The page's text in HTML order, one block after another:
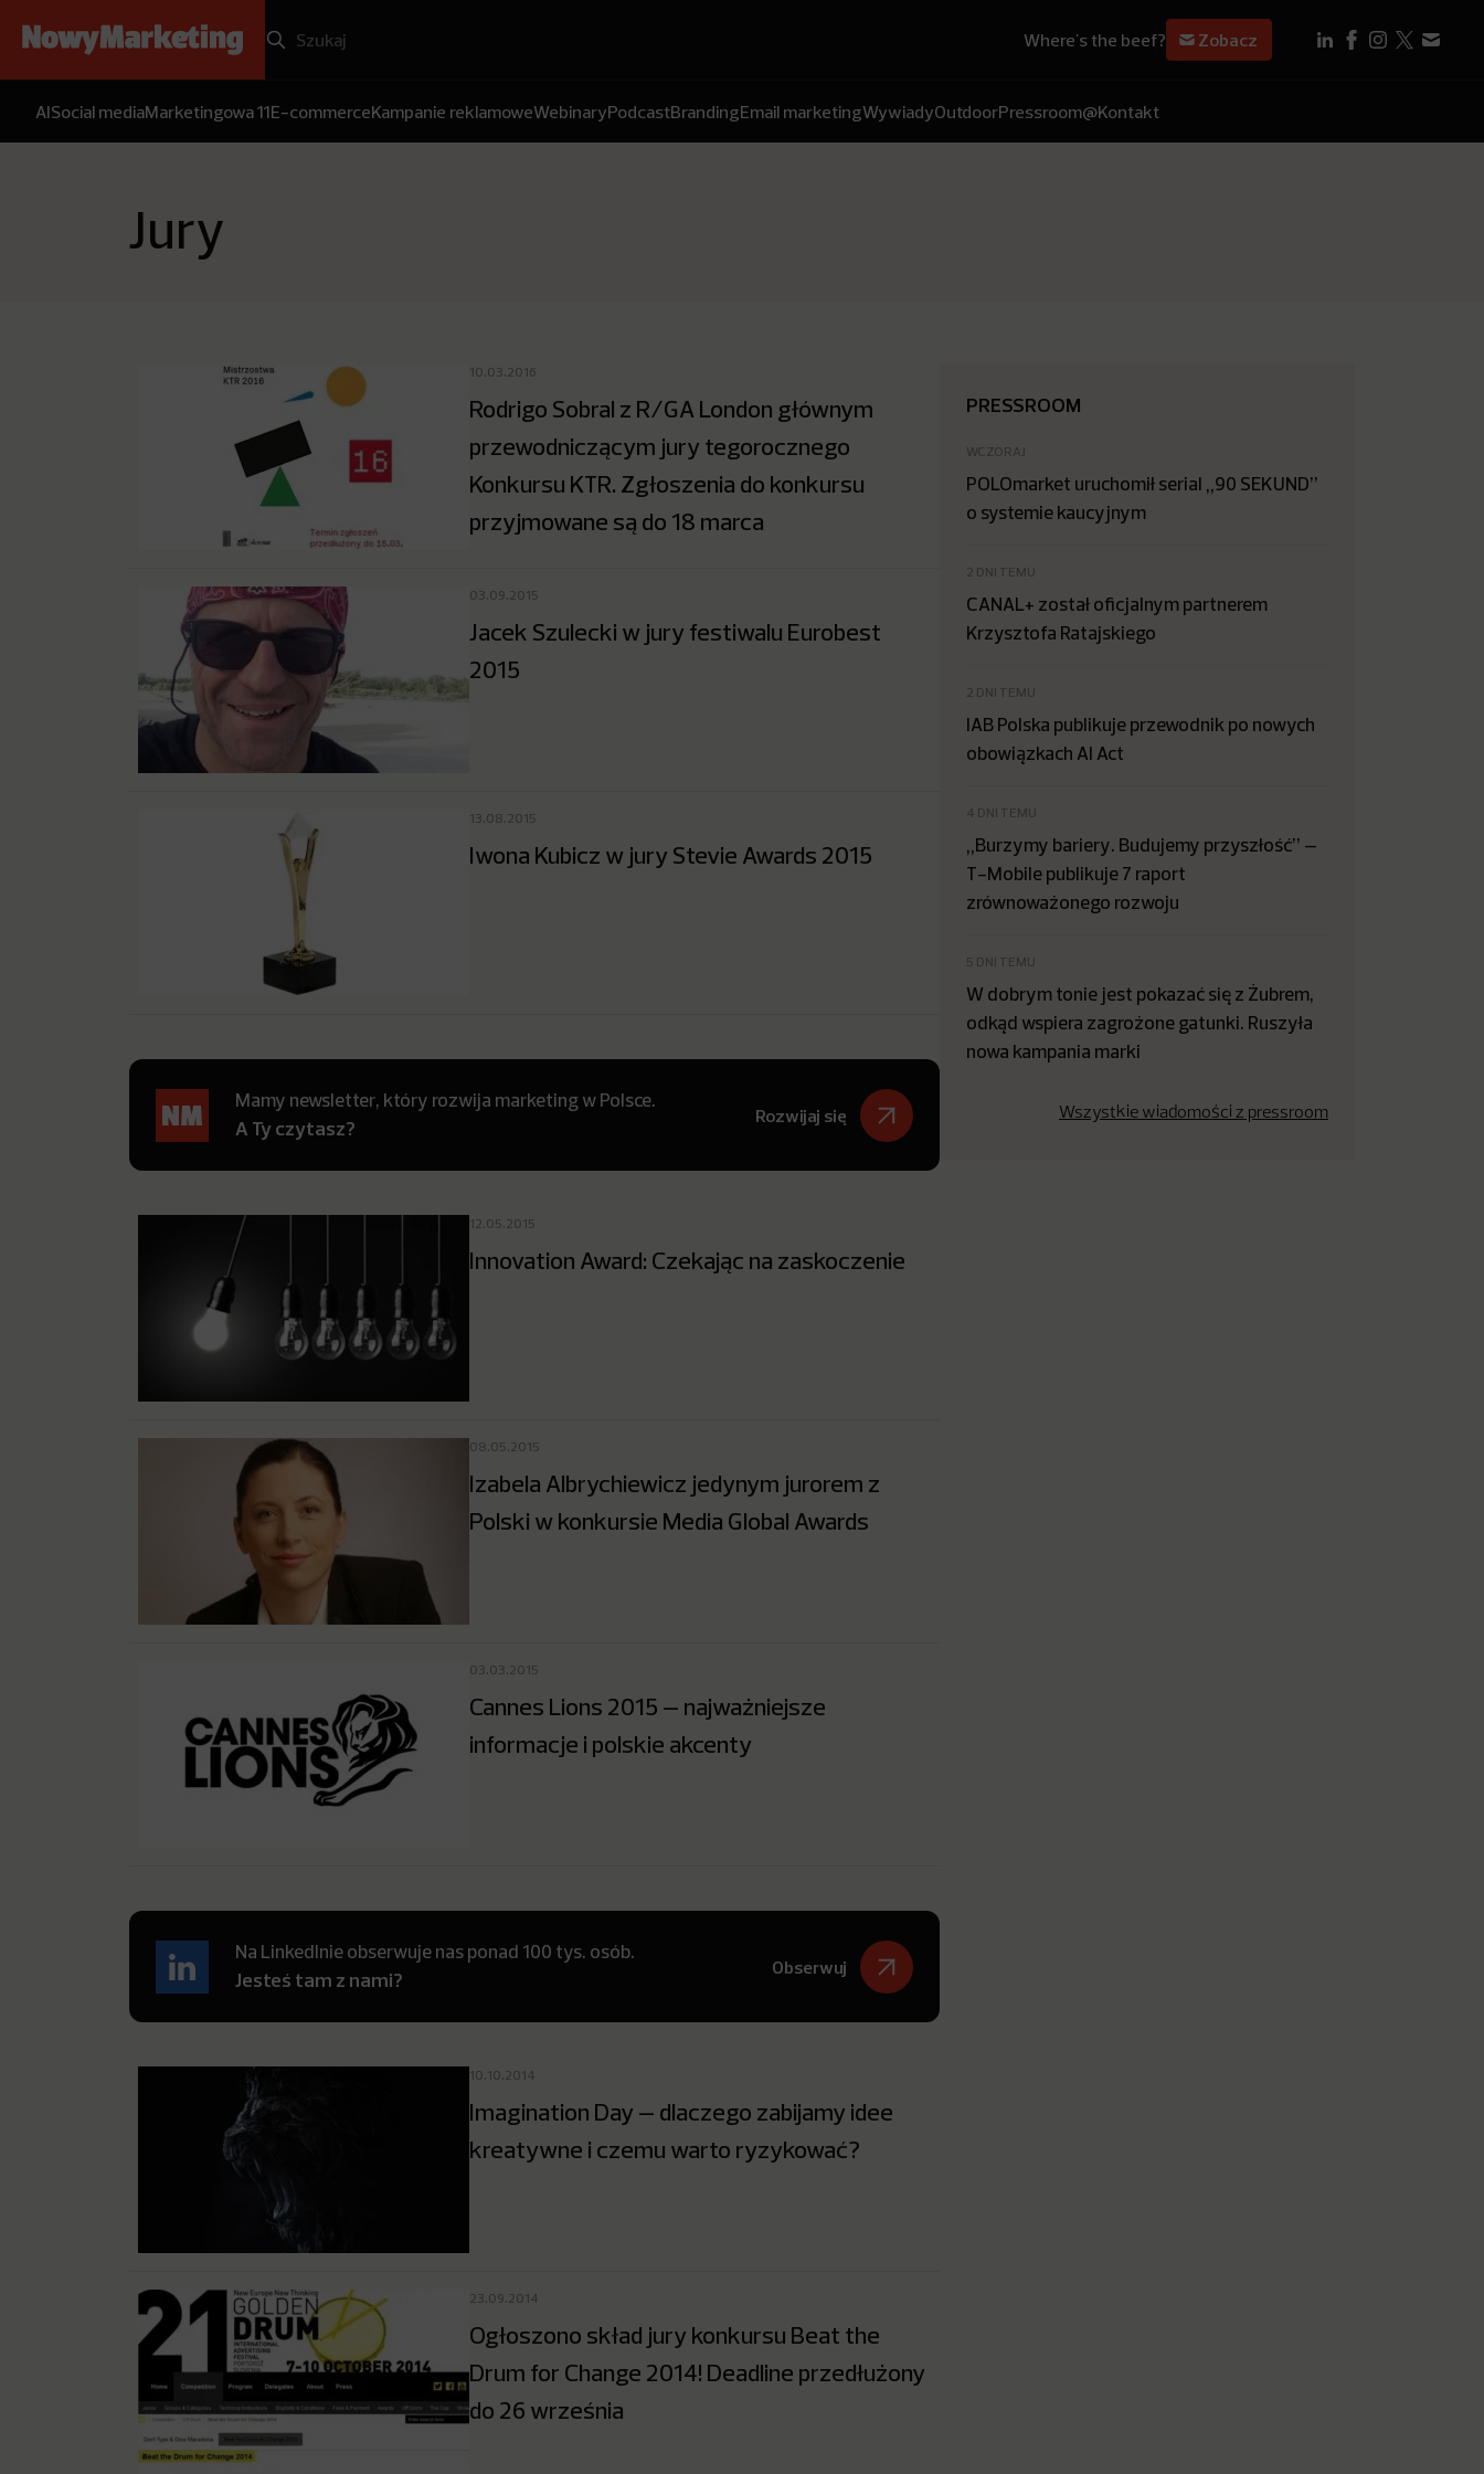
Where's the beef? Zobacz
AISocial mediaMarketingowa 11E-commerceKampanie reklamoweWebinaryPodcastBrandingEmail marketingWywiadyOutdoorPressroom@Kontakt
Jury
10.03.2016
Rodrigo Sobral z R/GA London głównym
przewodniczącym jury tegorocznego
Konkursu KTR. Zgłoszenia do konkursu
przyjmowane są do 18 marca
03.09.2015
Jacek Szulecki w jury festiwalu Eurobest
2015
13.08.2015
Iwona Kubicz w jury Stevie Awards 2015
Mamy newsletter, który rozwija marketing w Polsce.
A Ty czytasz?
Rozwijaj się
12.05.2015
Innovation Award: Czekając na zaskoczenie
08.05.2015
Izabela Albrychiewicz jedynym jurorem z
Polski w konkursie Media Global Awards
03.03.2015
Cannes Lions 2015 – najważniejsze
informacje i polskie akcenty
Na LinkedInie obserwuje nas ponad 100 tys. osób.
Jesteś tam z nami?
Obserwuj
10.10.2014
Imagination Day – dlaczego zabijamy idee
kreatywne i czemu warto ryzykować?
23.09.2014
Ogłoszono skład jury konkursu Beat the
Drum for Change 2014! Deadline przedłużony
do 26 września
PRESSROOM
WCZORAJ
POLOmarket uruchomił serial „90 SEKUND”
o systemie kaucyjnym
2 DNI TEMU
CANAL+ został oficjalnym partnerem
Krzysztofa Ratajskiego
2 DNI TEMU
IAB Polska publikuje przewodnik po nowych
obowiązkach AI Act
4 DNI TEMU
„Burzymy bariery. Budujemy przyszłość” –
T-Mobile publikuje 7 raport
zrównoważonego rozwoju
5 DNI TEMU
W dobrym tonie jest pokazać się z Żubrem,
odkąd wspiera zagrożone gatunki. Ruszyła
nowa kampania marki
Wszystkie wiadomości z pressroom